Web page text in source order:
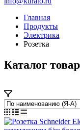
Главная
Продукты
Электрика
Розетка
Каталог